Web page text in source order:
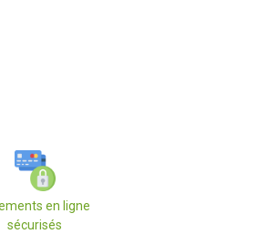
en ligne
sécurisés